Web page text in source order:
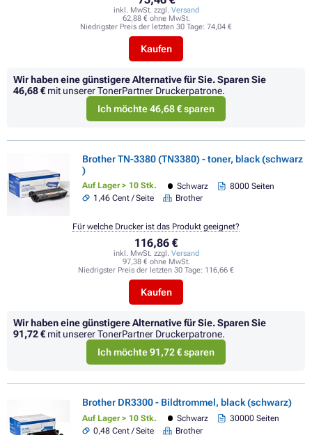
inkl. MwSt. zzgl. Versand
62,88 € ohne MwSt.
Niedrigster Preis der letzten 30 Tage: 74,04 €
Kaufen
Wir haben eine günstigere Alternative für Sie.Sparen Sie
46,68 € mit unserer TonerPartner Druckerpatrone.
Ich möchte 46,68 € sparen
Brother TN-3380 (TN3380) - toner, black (schwarz
)
Auf Lager > 10 Stk. Schwarz
8000 Seiten
1,46 Cent / Seite
Brother
116,86 €
inkl. MwSt. zzgl. Versand
97,38 € ohne MwSt.
Niedrigster Preis der letzten 30 Tage: 116,66 €
Kaufen
Für welche Drucker ist das Produkt geeignet?
Wir haben eine günstigere Alternative für Sie.Sparen Sie
91,72 € mit unserer TonerPartner Druckerpatrone.
Ich möchte 91,72 € sparen
Brother DR3300 - Bildtrommel, black (schwarz)
Auf Lager > 10 Stk. Schwarz
30000 Seiten
0,48 Cent / Seite
Brother